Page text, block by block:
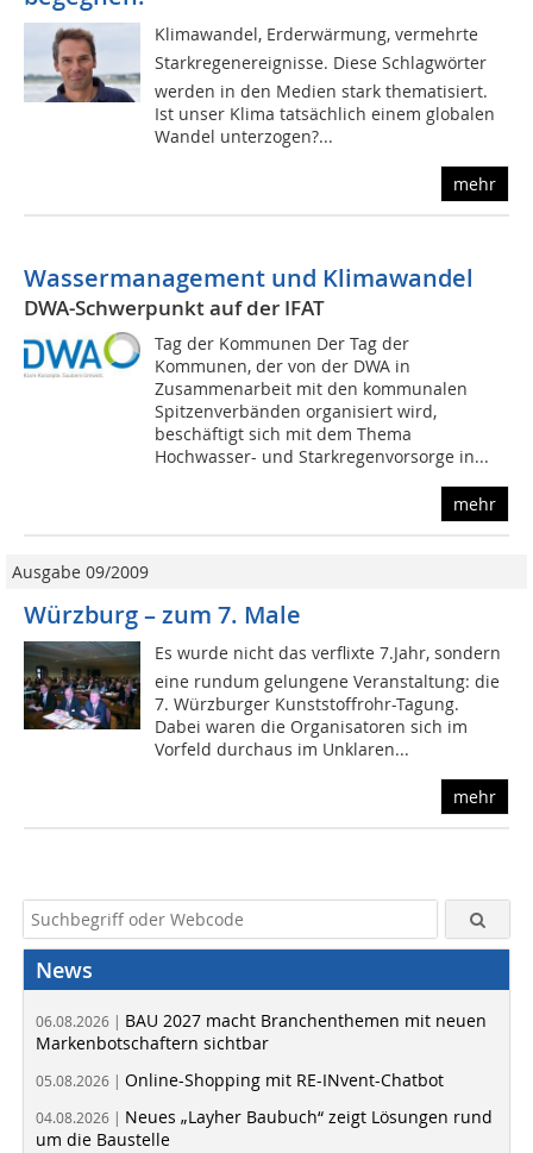
Klimawandel, Erderwärmung, vermehrte
Starkregener­eignisse. Diese Schlagwörter
werden in den Medien stark thematisiert.
Ist unser Klima tatsächlich einem globalen
Wandel unterzogen?...
mehr
Wassermanagement und Klimawandel
DWA-Schwerpunkt auf der IFAT
Tag der Kommunen Der Tag der
Kommunen, der von der DWA in
Zusammenarbeit mit den kommunalen
Spitzenverbänden organisiert wird,
beschäftigt sich mit dem Thema
Hochwasser- und Starkregenvorsorge in...
mehr
Ausgabe 09/2009
Würzburg – zum 7. Male
Es wurde nicht das verflixte 7.Jahr, sondern
eine rundum gelungene Veranstaltung: die
7. Würzburger Kunststoffrohr-Tagung.
Dabei waren die Organisatoren sich im
Vorfeld durchaus im Unklaren...
mehr
News
06.08.2026 | BAU 2027 macht Branchenthemen mit neuen
Markenbotschaftern sichtbar
05.08.2026 | Online-Shopping mit RE-INvent-Chatbot
04.08.2026 | Neues „Layher Baubuch“ zeigt Lösungen rund
um die Baustelle